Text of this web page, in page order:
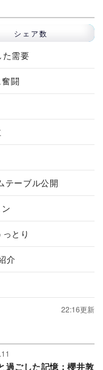
シェア数
た需要
闘
テーブル公開
とり
介
22:16更新
過ごした記憶：櫻井敦